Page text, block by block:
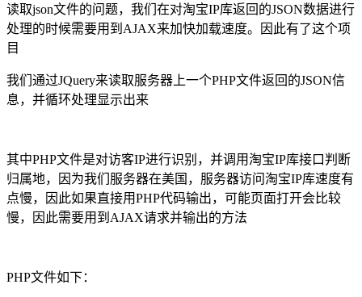
读取json文件的问题，我们在对淘宝IP库返回的JSON数据进行
处理的时候需要用到AJAX来加快加载速度。因此有了这个项
目
我们通过JQuery来读取服务器上一个PHP文件返回的JSON信
息，并循环处理显示出来
其中PHP文件是对访客IP进行识别，并调用淘宝IP库接口判断
归属地，因为我们服务器在美国，服务器访问淘宝IP库速度有
点慢，因此如果直接用PHP代码输出，可能页面打开会比较
慢，因此需要用到AJAX请求并输出的方法
PHP文件如下：